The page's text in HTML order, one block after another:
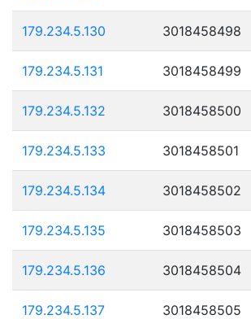
179.234.5.130 3018458498
179.234.5.131 3018458499
179.234.5.132 3018458500
179.234.5.133 3018458501
179.234.5.134 3018458502
179.234.5.135 3018458503
179.234.5.136 3018458504
179.234.5.137 3018458505